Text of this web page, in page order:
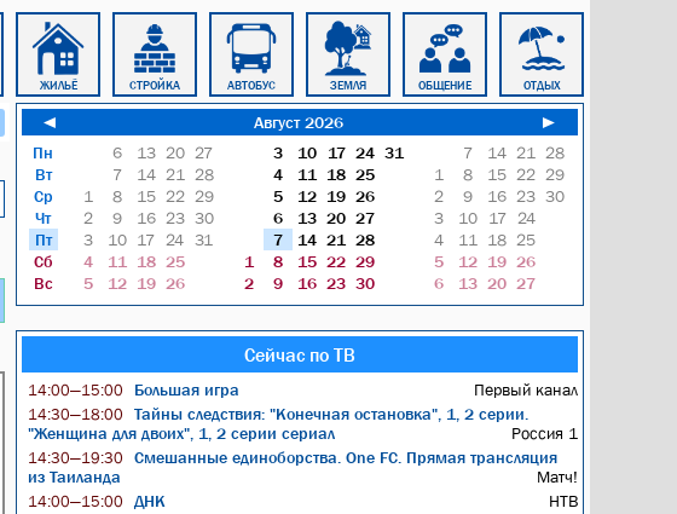
ЖИЛЬЁ СТРОЙКА АВТОБУС ЗЕМЛЯ ОБЩЕНИЕ ОТДЫХ
◄ Август 2026
►
Пн
Вт
Ср
Чт
Пт
Сб
Вс
6 13 20 27
7
14 21
28
1
8 15 22 29
2
9 16 23 30
3
10 17 24 31
4
11 18 25
5
12 19 26
3 10 17 24 31
4
11 18 25
5
12 19 26
6
13 20 27
7
14 21
28
1
8 15 22 29
2
9 16 23 30
7 14 21
28
1
8 15 22 29
2
9 16 23 30
3
10 17
24
4
11 18 25
5
12 19 26
6
13 20 27
Сейчас по ТВ
14:00—15:00 Большая игра Первый канал
14:30—18:00
Тайны следствия: "Конечная остановка", 1, 2 серии.
"Женщина для двоих", 1, 2 серии сериал
Россия 1
14:30—19:30
Смешанные единоборства. One FC. Прямая трансляция
из Таиланда
Матч!
14:00—15:00 ДНК НТВ